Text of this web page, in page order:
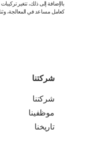
بالإضافة إلى ذلك، تتغير
كعامل مساعد في المعالجة، وثنائي
شركتنا
شركتنا
موظفينا
تاريخنا